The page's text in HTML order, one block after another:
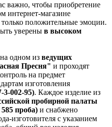
важно, чтобы приобретение
интернет-магазине
положительные эмоции.
уверены в высоком
одном из ведущих
Пресня" и проходят
на предмет
изготовления
002-95). Каждое изделие из
пробирной палаты
585 проба) и снабжено
изготовителя с указанием